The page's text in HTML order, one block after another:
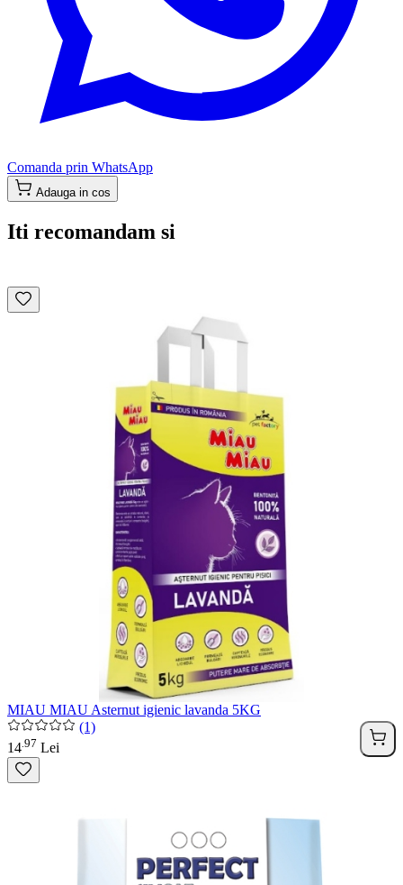
Comanda prin WhatsApp
Adauga in cos
Iti recomandam si
MIAU MIAU Asternut igienic lavanda 5KG
(1)
14 97 Lei